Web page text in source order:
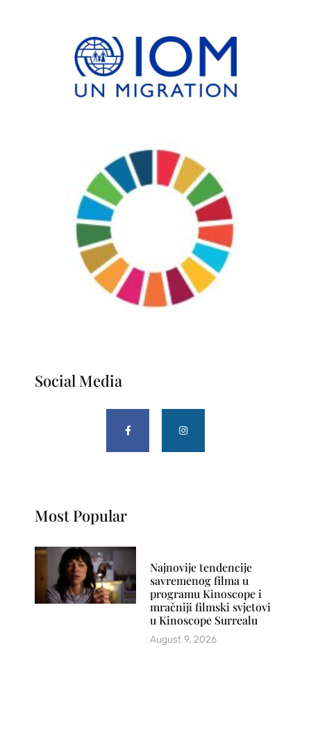
Social Media
Most Popular
Najnovije tendencije
savremenog filma u
programu Kinoscope i
mračniji filmski svjetovi
u Kinoscope Surrealu
August 9, 2026